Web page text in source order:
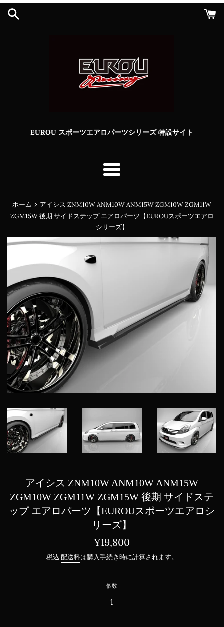
コ
EUROU スポーツエアロパーツシリーズ 特設サイト
メ
ニ
ー
ホーム › アイシス ZNM10W ANM10W ANM15W ZGM10W ZGM11W
ZGM15W 後期 サイドステップ エアロパーツ【EUROUスポーツエアロ
シリーズ】
アイシス ZNM10W ANM10W ANM15W
ZGM10W ZGM11W ZGM15W 後期 サイドステ
ップ エアロパーツ【EUROUスポーツエアロシ
リーズ】
通
価
¥19,800
税込 配送料は購入手続き時に計算されます。
個数